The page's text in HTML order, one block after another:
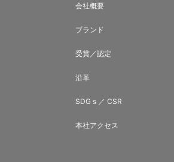
会社概要
ブランド
受賞／認定
沿革
SDGｓ／ CSR
本社アクセス